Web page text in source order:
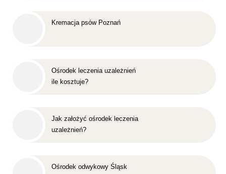
Kremacja psów Poznań
Ośrodek leczenia uzależnień
ile kosztuje?
Jak założyć ośrodek leczenia
uzależnień?
Ośrodek odwykowy Śląsk